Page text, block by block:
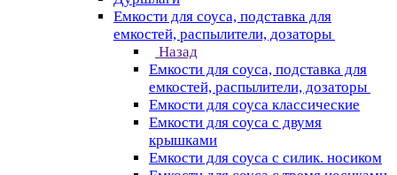
Емкости для соуса, подставка для
емкостей, распылители, дозаторы
Назад
Емкости для соуса, подставка для
емкостей, распылители, дозаторы
Емкости для соуса классические
Емкости для соуса с двумя
крышками
Емкости для соуса с силик. носиком